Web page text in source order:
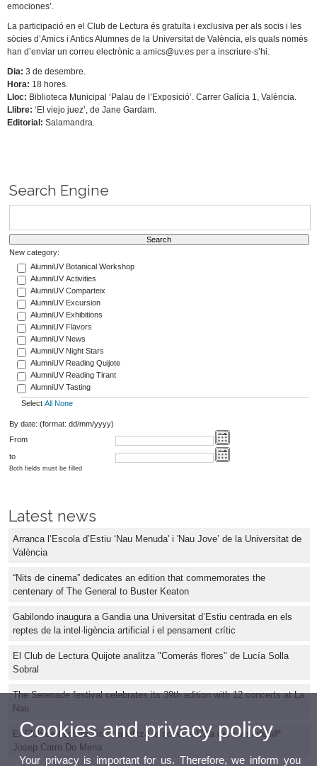
emociones’.
La participació en el Club de Lectura és gratuïta i exclusiva per als socis i les
sòcies d’Amics i Antics Alumnes de la Universitat de València, els quals només
han d’enviar un correu electrònic a amics@uv.es per a inscriure-s’hi.
Dia: 3 de desembre.
Hora: 18 hores.
Lloc: Biblioteca Municipal ‘Palau de l’Exposició’. Carrer Galícia 1, València.
Llibre: ‘El viejo juez’, de Jane Gardam.
Editorial: Salamandra.
Search Engine
New category:
AlumniUV Botanical Workshop
AlumniUV Activities
AlumniUV Comparteix
AlumniUV Excursion
AlumniUV Exhibitions
AlumniUV Flavors
AlumniUV News
AlumniUV Night Stars
AlumniUV Reading Quijote
AlumniUV Reading Tirant
AlumniUV Tasting
Select All None
By date: (format: dd/mm/yyyy)
From
to
Both fields must be filled
Latest news
Arranca l’Escola d’Estiu ‘Nau Menuda' i 'Nau Jove’ de la Universitat de
València
“Nits de cinema” dedicates an edition that commemorates the
centenary of The General to Buster Keaton
Gabilondo inaugura a Gandia una Universitat d’Estiu centrada en els
reptes de la intel·ligència artificial i el pensament crític
El Club de Lectura Quijote analitza "Comerás flores" de Lucía Solla
Sobral
The Serenade festival celebrates its 39th edition with 12 concerts at La
Nau
El Club de Lectura Tirant analitza la novel·la L'illa del corall de Mª
Josep Carro De Mena
Cookies and privacy policy
Your privacy is important for us. Therefore, we inform you